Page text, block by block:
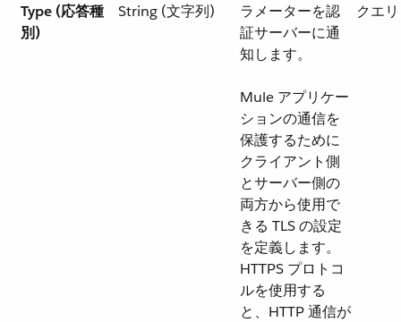
Type (応答種
別)
String (文字列)
ラメーターを認
証サーバーに通
知します。
クエリ
Mule アプリケー
ションの通信を
保護するために
クライアント側
とサーバー側の
両方から使用で
きる TLS の設定
を定義します。
HTTPS プロトコ
ルを使用する
と、HTTP 通信が